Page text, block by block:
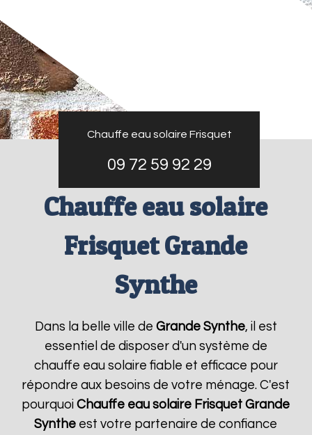
Chauffe eau solaire Frisquet
09 72 59 92 29
Chauffe eau solaire
Frisquet Grande
Synthe
Dans la belle ville de Grande Synthe, il est
essentiel de disposer d'un système de
chauffe eau solaire fiable et efficace pour
répondre aux besoins de votre ménage. C'est
pourquoiChauffe eau solaire Frisquet Grande
Synthe est votre partenaire de confiance